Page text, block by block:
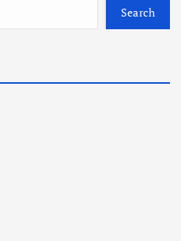
Search